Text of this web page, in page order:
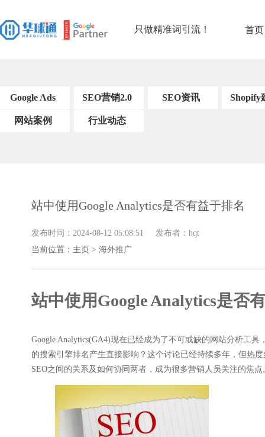
只做精准词引流！ 首页
Google Ads SEO营销2.0
SEO基础知识
略
内容优化策略
搜索引擎优化技
SEO资讯 Shopify
网站案例 行业动态
站中使用Google Analytics是否有益于排名
发布时间：2024-08-12 05:08:51 发布者：hqt
当前位置： 主页 > 海外推广
站中使用Google Analytics是否
Google Analytics(GA4)现在已经成为了不可或缺的网站分析工
的搜索引擎排名产生直接影响？这个讨论已经持续多年，但热
SEO之间的关系及如何协同两者，成为很多营销人员关注的焦点